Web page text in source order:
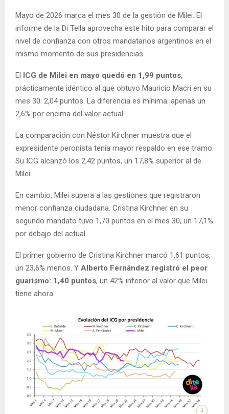
Mayo de 2026 marca el mes 30 de la gestión de Milei. El
informe de la Di Tella aprovecha este hito para comparar el
nivel de confianza con otros mandatarios argentinos en el
mismo momento de sus presidencias.
El ICG de Milei en mayo quedó en 1,99 puntos,
prácticamente idéntico al que obtuvo Mauricio Macri en su
mes 30: 2,04 puntos. La diferencia es mínima: apenas un
2,6% por encima del valor actual.
La comparación con Néstor Kirchner muestra que el
expresidente peronista tenía mayor respaldo en ese tramo.
Su ICG alcanzó los 2,42 puntos, un 17,8% superior al de
Milei.
En cambio, Milei supera a las gestiones que registraron
menor confianza ciudadana. Cristina Kirchner en su
segundo mandato tuvo 1,70 puntos en el mes 30, un 17,1%
por debajo del actual.
El primer gobierno de Cristina Kirchner marcó 1,61 puntos,
un 23,6% menos. Y Alberto Fernández registró el peor
guarismo: 1,40 puntos, un 42% inferior al valor que Milei
tiene ahora.